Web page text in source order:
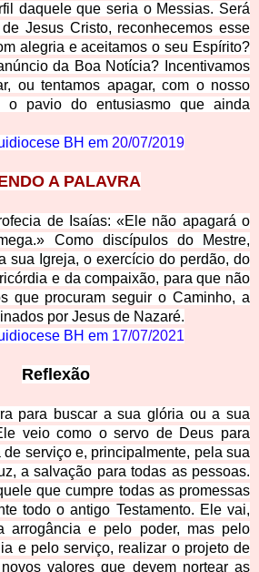
daquele que seria o Messias. Será
Jesus Cristo, reconhecemos esse
alegria e aceitamos o seu Espírito?
da Boa Notícia? Incentivamos
ou tentamos apagar, com o nosso
o pavio do entusiasmo que ainda
BH em 20/07/2019
A PALAVRA
de Isaías: «Ele não apagará o
Como discípulos do Mestre,
sua Igreja, o exercício do perdão, do
e da compaixão, para que não
que procuram seguir o Caminho, a
por Jesus de Nazaré.
BH em 17/07/2021
Reflexão
para buscar a sua glória ou a sua
veio como o servo de Deus para
de serviço e, principalmente, pela sua
a salvação para todas as pessoas.
que cumpre todas as promessas
todo o antigo Testamento. Ele vai,
arrogância e pelo poder, mas pelo
e pelo serviço, realizar o projeto de
valores que devem nortear as